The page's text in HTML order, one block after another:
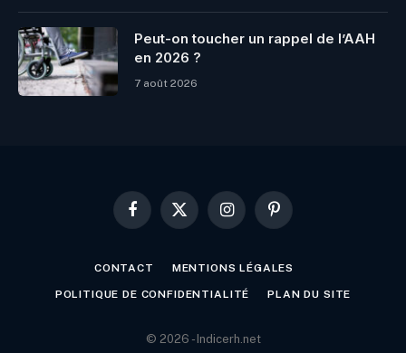
Peut-on toucher un rappel de l’AAH
en 2026 ?
7 août 2026
Facebook
X
InstagramPinterest
CONTACT MENTIONS LÉGALES
POLITIQUE DE CONFIDENTIALITÉ PLAN DU SITE
© 2026 - Indicerh.net